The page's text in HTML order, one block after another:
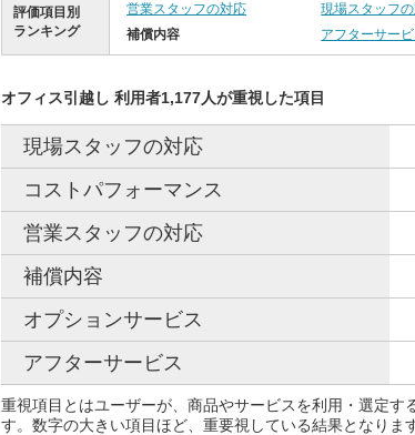
評価項目別
ランキング
営業スタッフの対応 現場スタッフ
補償内容
アフターサー
オフィス引越し 利用者1,177人が重視した項目
現場スタッフの対応
コストパフォーマンス
営業スタッフの対応
補償内容
オプションサービス
アフターサービス
重視項目とはユーザーが、商品やサービスを利用・選定す
す。数字の大きい項目ほど、重要視している結果となります